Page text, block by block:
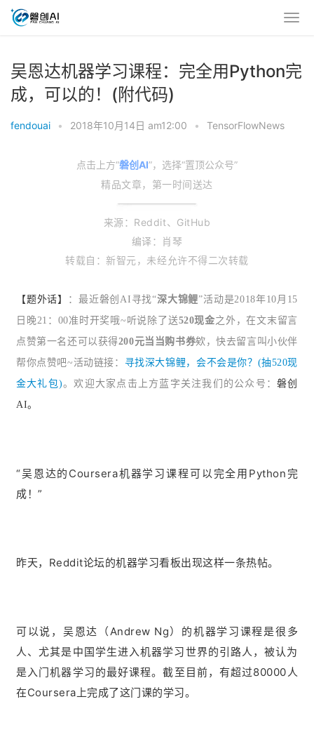
吴恩达机器学习课程：完全用Python完
成，可以的！(附代码)
fendouai • 2018年10月14日 am12:00 • TensorFlowNews
点击上方“磐创AI”，选择“置顶公众号”
精品文章，第一时间送达
来源 ：Reddit、GitHub
编译：肖琴
转载自：新智元，未经允许不得二次转载
【题外话】 ： 最近磐创AI寻找“深大锦鲤”活动是2018年10月15
日晚21：00准时开奖哦~听说除了送520现金之外，在文末留言
点赞第一名还可以获得200元当当购书券欸，快去留言叫小伙伴
帮你点赞吧~活动链接： 寻找深大锦鲤，会不会是你？(抽520现
金大礼包)。欢迎大 家点击上方蓝字关注我们的公众号：磐创
AI。
“吴恩达的Coursera机器学习课程可以完全用Python完
成！”
昨天，Reddit论坛的机器学习看板出现这样一条热帖。
可以说，吴恩达（Andrew Ng）的机器学习课程是很多
人、尤其是中国学生进入机器学习世界的引路人，被认为
是入门机器学习的最好课程。截至目前，有超过80000人
在Coursera上完成了这门课的学习。